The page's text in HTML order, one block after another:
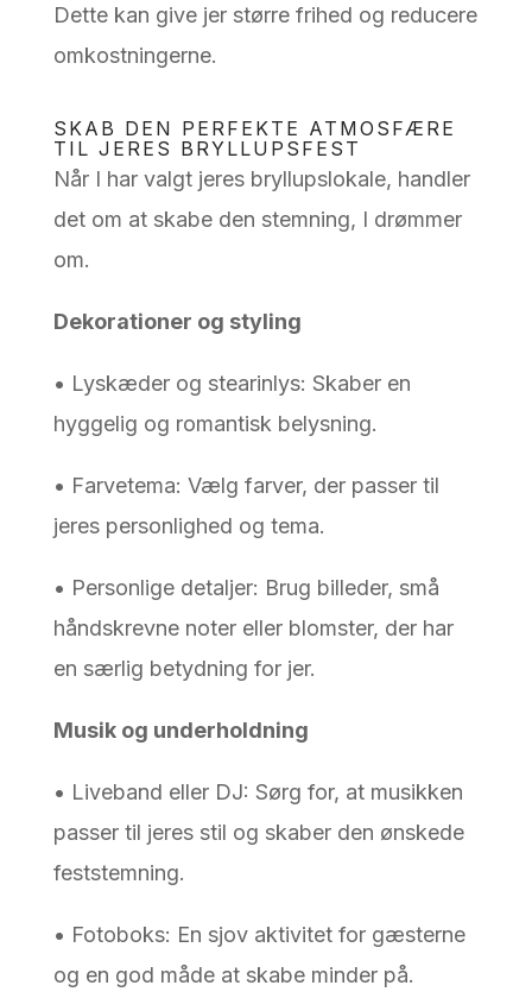
Dette kan give jer større frihed og reducere
omkostningerne.
SKAB DEN PERFEKTE ATMOSFÆRE
TIL JERES BRYLLUPSFEST
Når I har valgt jeres bryllupslokale, handler
det om at skabe den stemning, I drømmer
om.
Dekorationer og styling
• Lyskæder og stearinlys: Skaber en
hyggelig og romantisk belysning.
• Farvetema: Vælg farver, der passer til
jeres personlighed og tema.
• Personlige detaljer: Brug billeder, små
håndskrevne noter eller blomster, der har
en særlig betydning for jer.
Musik og underholdning
• Liveband eller DJ: Sørg for, at musikken
passer til jeres stil og skaber den ønskede
feststemning.
• Fotoboks: En sjov aktivitet for gæsterne
og en god måde at skabe minder på.